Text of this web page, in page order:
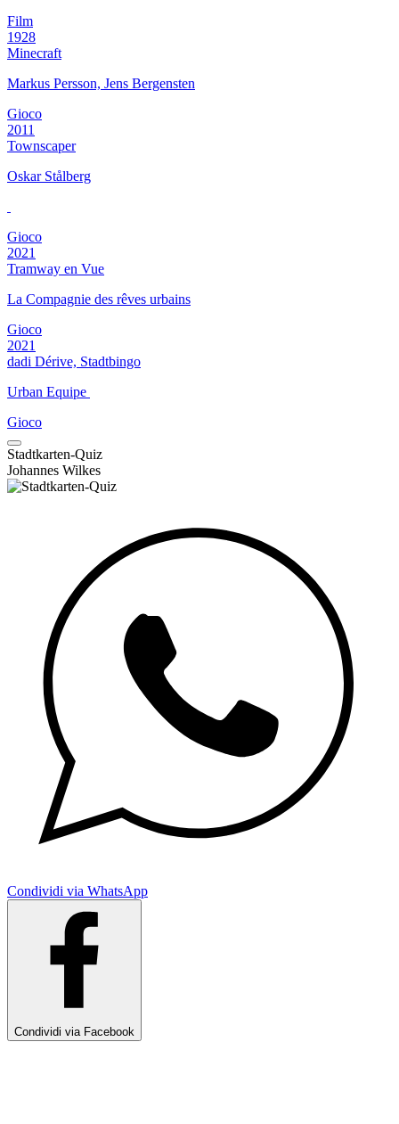
Film
1928
Minecraft
Markus Persson, Jens Bergensten
Gioco
2011
Townscaper
Oskar Stålberg
Gioco
2021
Tramway en Vue
La Compagnie des rêves urbains
Gioco
2021
dadi Dérive, Stadtbingo
Urban Equipe
Gioco
Stadtkarten-Quiz
Johannes Wilkes
Condividi via WhatsApp
Condividi via Facebook